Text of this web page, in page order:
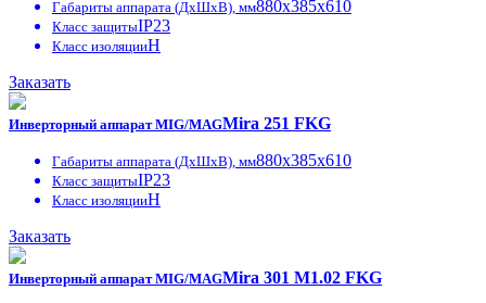
Габариты аппарата (ДxШxВ), мм880x385x610
Класс защитыIP23
Класс изоляцииH
Заказать
Инверторный аппарат MIG/MAGMira 251 FKG
Габариты аппарата (ДxШxВ), мм880x385x610
Класс защитыIP23
Класс изоляцииH
Заказать
Инверторный аппарат MIG/MAGMira 301 M1.02 FKG